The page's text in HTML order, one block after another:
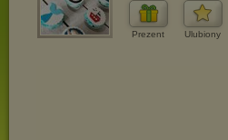
Prezent Ulubiony